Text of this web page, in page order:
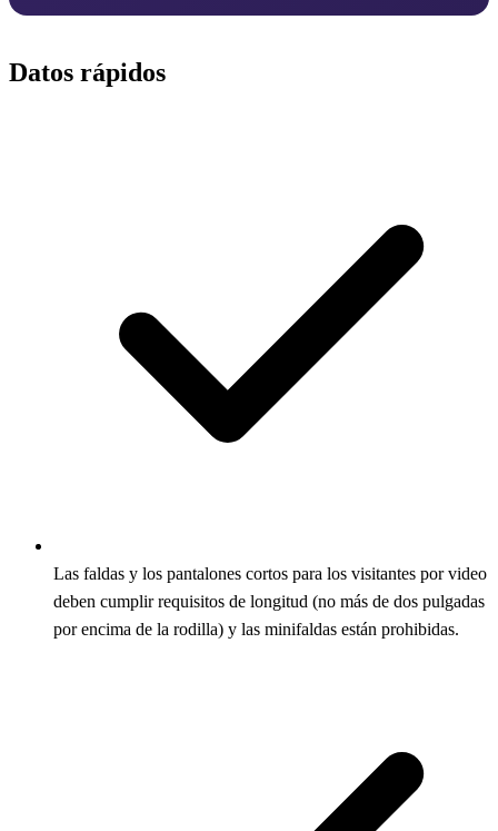
Datos rápidos
Las faldas y los pantalones cortos para los visitantes por video
deben cumplir requisitos de longitud (no más de dos pulgadas
por encima de la rodilla) y las minifaldas están prohibidas.